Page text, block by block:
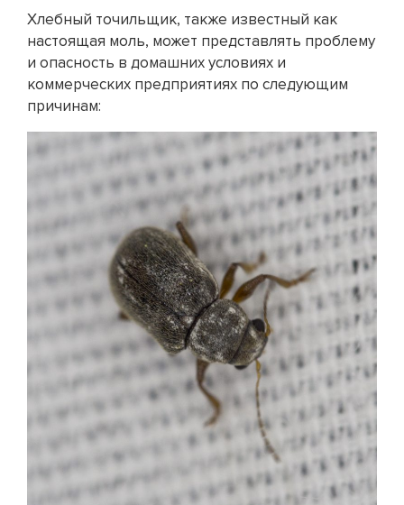
Хлебный точильщик, также известный как
настоящая моль, может представлять проблему
и опасность в домашних условиях и
коммерческих предприятиях по следующим
причинам: